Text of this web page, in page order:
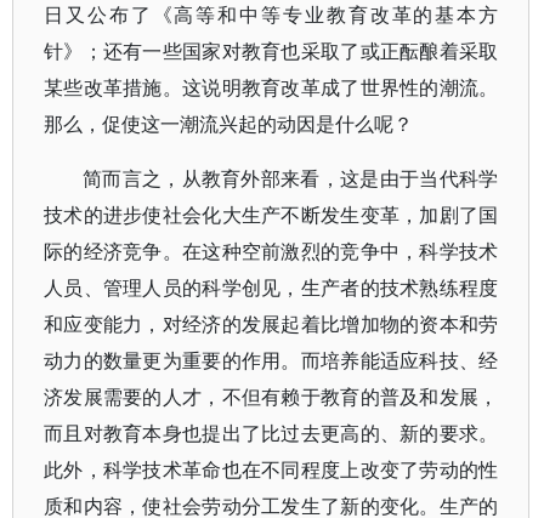
日又公布了《高等和中等专业教育改革的基本方
针》；还有一些国家对教育也采取了或正酝酿着采取
某些改革措施。这说明教育改革成了世界性的潮流。
那么，促使这一潮流兴起的动因是什么呢？
简而言之，从教育外部来看，这是由于当代科学
技术的进步使社会化大生产不断发生变革，加剧了国
际的经济竞争。在这种空前激烈的竞争中，科学技术
人员、管理人员的科学创见，生产者的技术熟练程度
和应变能力，对经济的发展起着比增加物的资本和劳
动力的数量更为重要的作用。而培养能适应科技、经
济发展需要的人才，不但有赖于教育的普及和发展，
而且对教育本身也提出了比过去更高的、新的要求。
此外，科学技术革命也在不同程度上改变了劳动的性
质和内容，使社会劳动分工发生了新的变化。生产的